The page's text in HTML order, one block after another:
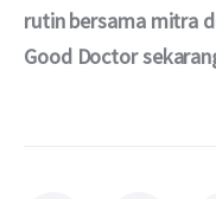
rutin bersama mitra
Good Doctor